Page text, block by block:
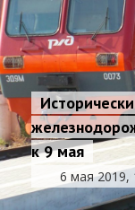
к 9 мая
6 мая 2019,